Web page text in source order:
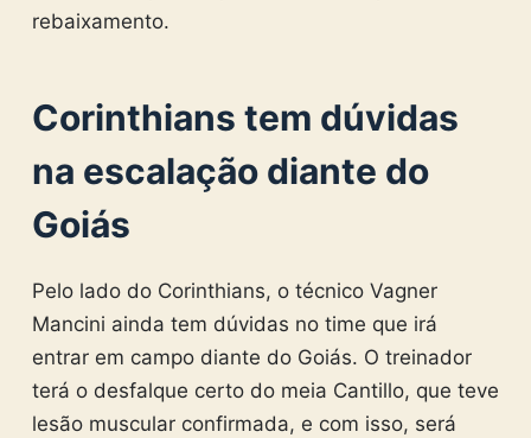
rebaixamento.
Corinthians tem dúvidas
na escalação diante do
Goiás
Pelo lado do Corinthians, o técnico Vagner
Mancini ainda tem dúvidas no time que irá
entrar em campo diante do Goiás. O treinador
terá o desfalque certo do meia Cantillo, que teve
lesão muscular confirmada, e com isso, será